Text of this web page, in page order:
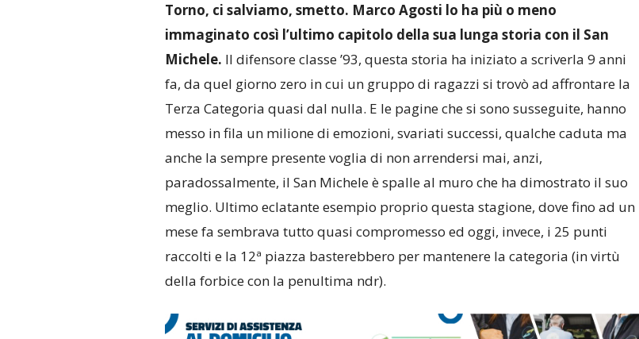
Torno, ci salviamo, smetto. Marco Agosti lo ha più o meno
immaginato così l’ultimo capitolo della sua lunga storia con il San
Michele. Il difensore classe ’93, questa storia ha iniziato a scriverla 9 anni
fa, da quel giorno zero in cui un gruppo di ragazzi si trovò ad affrontare la
Terza Categoria quasi dal nulla. E le pagine che si sono susseguite, hanno
messo in fila un milione di emozioni, svariati successi, qualche caduta ma
anche la sempre presente voglia di non arrendersi mai, anzi,
paradossalmente, il San Michele è spalle al muro che ha dimostrato il suo
meglio. Ultimo eclatante esempio proprio questa stagione, dove fino ad un
mese fa sembrava tutto quasi compromesso ed oggi, invece, i 25 punti
raccolti e la 12ª piazza basterebbero per mantenere la categoria (in virtù
della forbice con la penultima ndr).